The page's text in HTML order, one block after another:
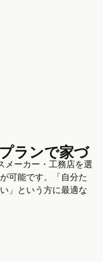
メーカー・工務店を選
可能です。「自分た
」という方に最適な